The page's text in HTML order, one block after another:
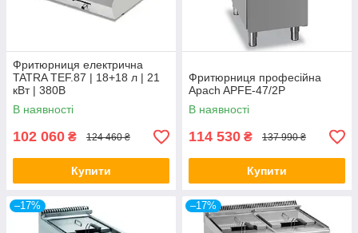
Фритюрниця електрична
TATRA TEF.87 | 18+18 л | 21
кВт | 380В
В наявності
102 060 ₴ 124 460 ₴
Купити
Фритюрниця професійна
Apach APFE-47/2P
В наявності
114 530 ₴ 137 990 ₴
Купити
–17% –17%